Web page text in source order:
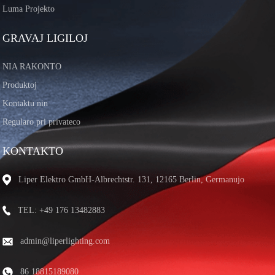
Luma Projekto
GRAVAJ LIGILOJ
NIA RAKONTO
Produktoj
Kontaktu nin
Regularo pri privateco
KONTAKTO
Liper Elektro GmbH-Albrechtstr. 131, 12165 Berlin, Germanujo
TEL: +49 176 13482883
admin@liperlighting.com
86 18815189080